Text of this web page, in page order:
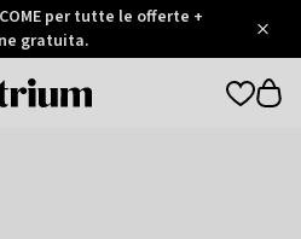
per tutte le offerte +
gratuita.
Otrium